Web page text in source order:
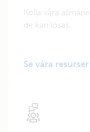
Kolla våra
de kan lösas.
Se våra resurser